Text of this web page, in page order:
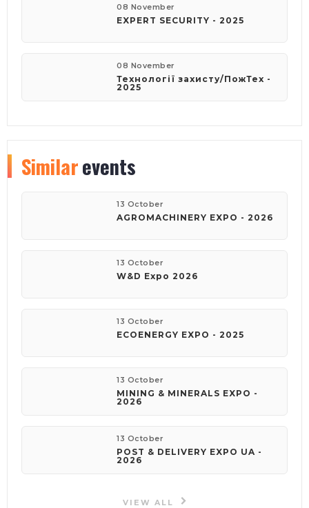
08 November
EXPERT SECURITY - 2025
08 November
Технології захисту/ПожТех -
2025
Similarevents
13 October
AGROMACHINERY EXPO - 2026
13 October
W&D Expo 2026
13 October
ECOENERGY EXPO - 2025
13 October
MINING & MINERALS EXPO -
2026
13 October
POST & DELIVERY EXPO UA -
2026
VIEW ALL